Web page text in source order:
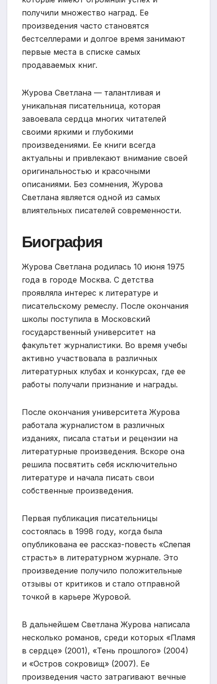
получили множество наград. Ее
произведения часто становятся
бестселлерами и долгое время занимают
первые места в списке самых
продаваемых книг.
Журова Светлана — талантливая и
уникальная писательница, которая
завоевала сердца многих читателей
своими яркими и глубокими
произведениями. Ее книги всегда
актуальны и привлекают внимание своей
оригинальностью и красочными
описаниями. Без сомнения, Журова
Светлана является одной из самых
влиятельных писателей современности.
Биография
Журова Светлана родилась 10 июня 1975
года в городе Москва. С детства
проявляла интерес к литературе и
писательскому ремеслу. После окончания
школы поступила в Московский
государственный университет на
факультет журналистики. Во время учебы
активно участвовала в различных
литературных клубах и конкурсах, где ее
работы получали признание и награды.
После окончания университета Журова
работала журналистом в различных
изданиях, писала статьи и рецензии на
литературные произведения. Вскоре она
решила посвятить себя исключительно
литературе и начала писать свои
собственные произведения.
Первая публикация писательницы
состоялась в 1998 году, когда была
опубликована ее рассказ-повесть «Слепая
страсть» в литературном журнале. Это
произведение получило положительные
отзывы от критиков и стало отправной
точкой в карьере Журовой.
В дальнейшем Светлана Журова написала
несколько романов, среди которых «Пламя
в сердце» (2001), «Тень прошлого» (2004)
и «Остров сокровищ» (2007). Ее
произведения часто затрагивают вечные